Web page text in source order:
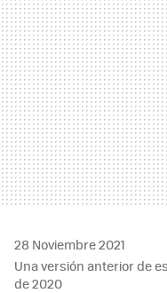
28 Noviembre 2021
Una versión anterior de
de 2020